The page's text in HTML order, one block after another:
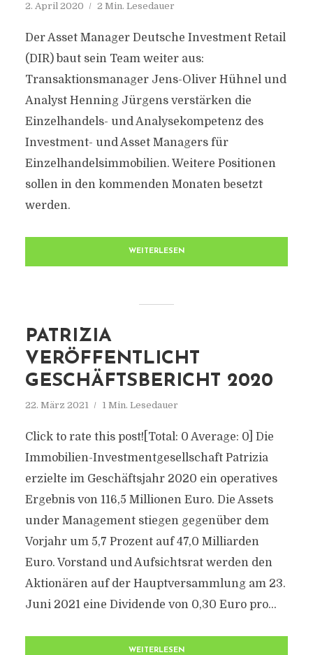
2. April 2020 2 Min. Lesedauer
Der Asset Manager Deutsche Investment Retail
(DIR) baut sein Team weiter aus:
Transaktionsmanager Jens-Oliver Hühnel und
Analyst Henning Jürgens verstärken die
Einzelhandels- und Analysekompetenz des
Investment- und Asset Managers für
Einzelhandelsimmobilien. Weitere Positionen
sollen in den kommenden Monaten besetzt
werden.
WEITERLESEN
PATRIZIA
VERÖFFENTLICHT
GESCHÄFTSBERICHT 2020
22. März 2021 1 Min. Lesedauer
Click to rate this post![Total: 0 Average: 0] Die
Immobilien-Investmentgesellschaft Patrizia
erzielte im Geschäftsjahr 2020 ein operatives
Ergebnis von 116,5 Millionen Euro. Die Assets
under Management stiegen gegenüber dem
Vorjahr um 5,7 Prozent auf 47,0 Milliarden
Euro. Vorstand und Aufsichtsrat werden den
Aktionären auf der Hauptversammlung am 23.
Juni 2021 eine Dividende von 0,30 Euro pro...
WEITERLESEN